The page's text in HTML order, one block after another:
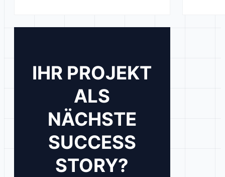
IHR PROJEKT
ALS
NÄCHSTE
SUCCESS
STORY?